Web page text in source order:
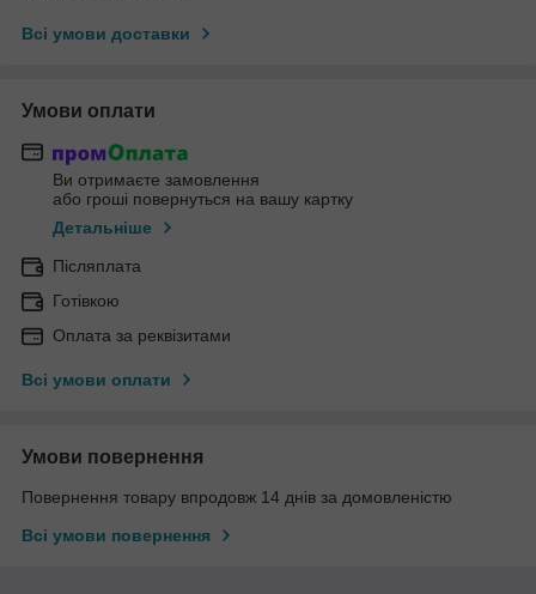
Всі умови доставки
Умови оплати
Ви отримаєте замовлення
або гроші повернуться на вашу картку
Детальніше
Післяплата
Готівкою
Оплата за реквізитами
Всі умови оплати
Умови повернення
Повернення товару впродовж 14 днів за домовленістю
Всі умови повернення